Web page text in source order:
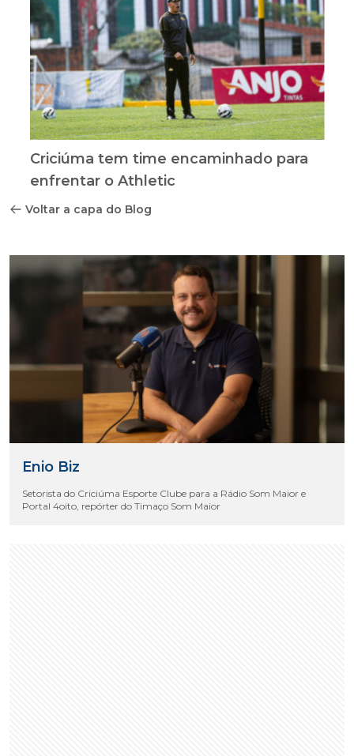
Criciúma tem time encaminhado para
enfrentar o Athletic
Voltar a capa do Blog
Enio Biz
Setorista do Criciúma Esporte Clube para a Rádio Som Maior e
Portal 4oito, repórter do Timaço Som Maior